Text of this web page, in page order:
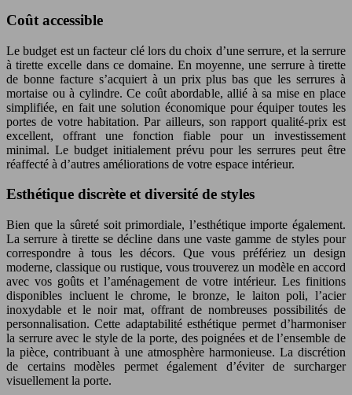
Coût accessible
Le budget est un facteur clé lors du choix d’une serrure, et la serrure
à tirette excelle dans ce domaine. En moyenne, une serrure à tirette
de bonne facture s’acquiert à un prix plus bas que les serrures à
mortaise ou à cylindre. Ce coût abordable, allié à sa mise en place
simplifiée, en fait une solution économique pour équiper toutes les
portes de votre habitation. Par ailleurs, son rapport qualité-prix est
excellent, offrant une fonction fiable pour un investissement
minimal. Le budget initialement prévu pour les serrures peut être
réaffecté à d’autres améliorations de votre espace intérieur.
Esthétique discrète et diversité de styles
Bien que la sûreté soit primordiale, l’esthétique importe également.
La serrure à tirette se décline dans une vaste gamme de styles pour
correspondre à tous les décors. Que vous préfériez un design
moderne, classique ou rustique, vous trouverez un modèle en accord
avec vos goûts et l’aménagement de votre intérieur. Les finitions
disponibles incluent le chrome, le bronze, le laiton poli, l’acier
inoxydable et le noir mat, offrant de nombreuses possibilités de
personnalisation. Cette adaptabilité esthétique permet d’harmoniser
la serrure avec le style de la porte, des poignées et de l’ensemble de
la pièce, contribuant à une atmosphère harmonieuse. La discrétion
de certains modèles permet également d’éviter de surcharger
visuellement la porte.